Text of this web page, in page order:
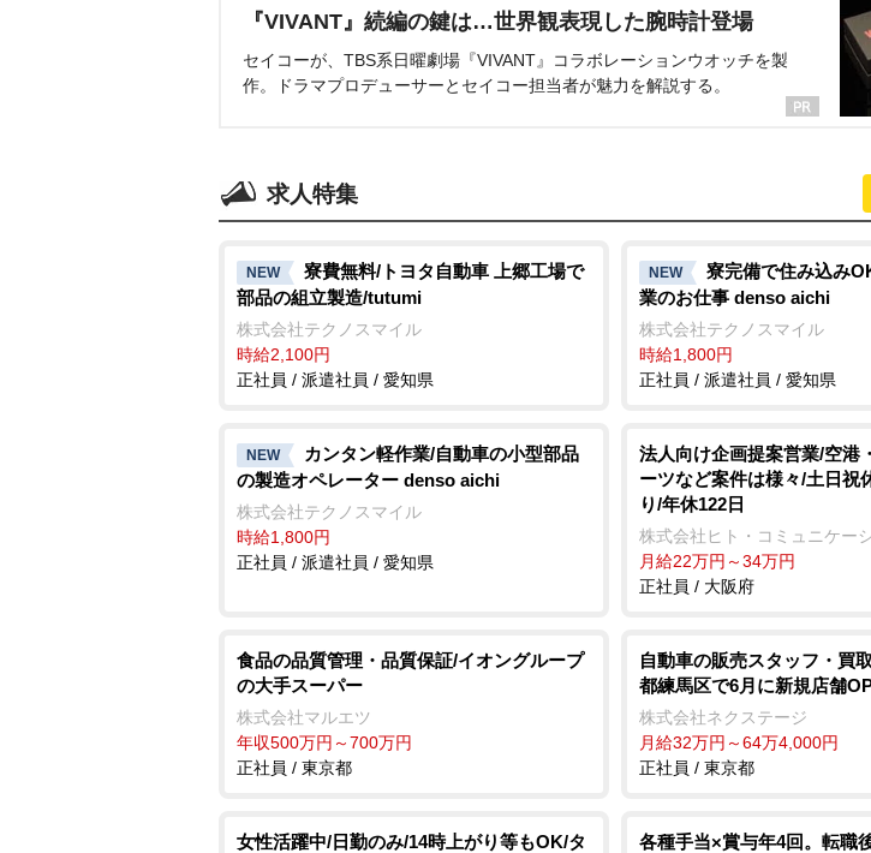
『VIVANT』続編の鍵は…世界観表現した腕時計登場
セイコーが、TBS系日曜劇場『VIVANT』コラボレーションウオッチを製
作。ドラマプロデューサーとセイコー担当者が魅力を解説する。
求人特集
NEW
寮費無料/トヨタ自動車 上郷工場で
部品の組立製造/tutumi
株式会社テクノスマイル
時給2,100円
正社員 / 派遣社員 / 愛知県
NEW
寮完備で住み込み
業のお仕事 denso aichi
株式会社テクノスマイル
時給1,800円
正社員 / 派遣社員 / 愛知県
NEW
カンタン軽作業/自動車の小型部品
の製造オペレーター denso aichi
株式会社テクノスマイル
時給1,800円
正社員 / 派遣社員 / 愛知県
法人向け企画提案営業/空港
ーツなど案件は様々/土日祝
り/年休122日
株式会社ヒト・コミュニケー
月給22万円～34万円
正社員 / 大阪府
食品の品質管理・品質保証/イオングループ
の大手スーパー
株式会社マルエツ
年収500万円～700万円
正社員 / 東京都
自動車の販売スタッフ・買
都練馬区で6月に新規店舗
株式会社ネクステージ
月給32万円～64万4,000円
正社員 / 東京都
女性活躍中/日勤のみ/14時上がり等もOK/タ
各種手当×賞与年4回。転職